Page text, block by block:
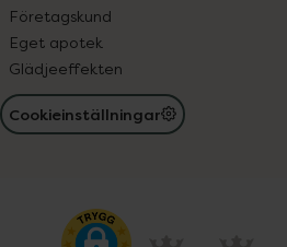
Företagskund
Eget apotek
Glädjeeffekten
Cookieinställningar